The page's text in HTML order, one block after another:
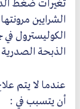
تغيرات ضغط
الشرايين
الكوليسترول
الذبحة
عندما لا يتم
أن يتسبب في :